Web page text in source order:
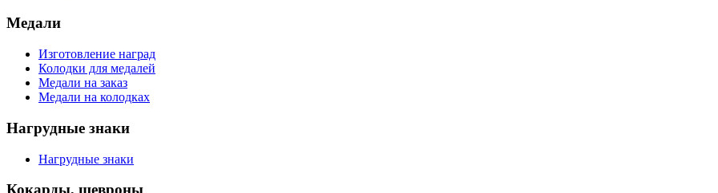
Медали
Изготовление наград
Колодки для медалей
Медали на заказ
Медали на колодках
Нагрудные знаки
Нагрудные знаки